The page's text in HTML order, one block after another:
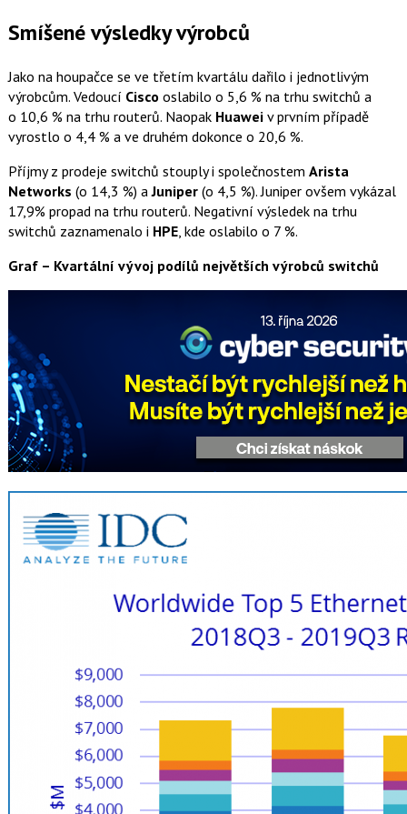
Smíšené výsledky výrobců
Jako na houpačce se ve třetím kvartálu dařilo i jednotlivým
výrobcům. Vedoucí Cisco oslabilo o 5,6 % na trhu switchů a
o 10,6 % na trhu routerů. Naopak Huaweiv prvním případě
vyrostlo o 4,4 % a ve druhém dokonce o 20,6 %.
Příjmy z prodeje switchů stouply i společnostem Arista
Networks (o 14,3 %) aJuniper(o 4,5 %). Juniper ovšem vykázal
17,9% propad na trhu routerů. Negativní výsledek na trhu
switchů zaznamenalo i HPE, kde oslabilo o 7 %.
Graf – Kvartální vývoj podílů největších výrobců switchů